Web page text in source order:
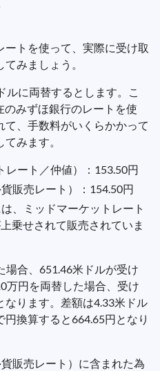
トを使って、実際に受け取
みましょう。
ルに両替するとします。こ
のみずほ銀行のレートを使
、手数料がいくらかかって
みます。
レート／仲値）：153.50円
販売レート）：154.50円
、ミッドマーケットレート
乗せされて販売されていま
場合、651.46米ドルが受け
万円を両替した場合、受け
ります。差額は4.33米ドル
換算すると664.65円となり
販売レート）に含まれた為